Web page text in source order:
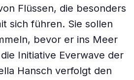
Flüssen, die besonders
sich führen. Sie sollen
bevor er ins Meer
Initiative Everwave der
Hansch verfolgt den